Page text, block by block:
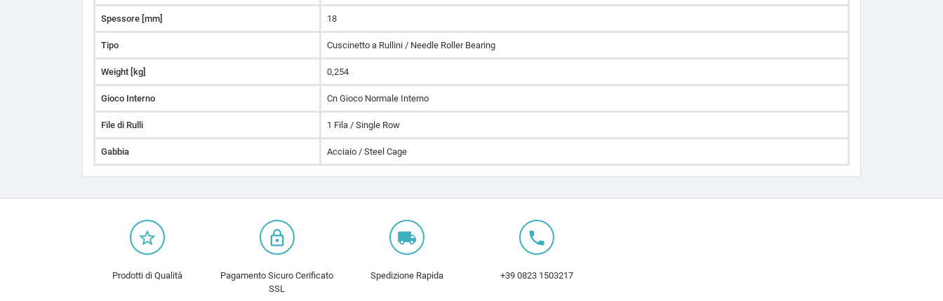
Spessore [mm] 18
Tipo Cuscinetto a Rullini / Needle Roller Bearing
Weight [kg] 0,254
Gioco Interno Cn Gioco Normale Interno
File di Rulli 1 Fila / Single Row
Gabbia Acciaio / Steel Cage
star_border
Prodotti di Qualità
lock_outline
Pagamento Sicuro Cerificato
SSL
local_shipping
Spedizione Rapida
local_phone
+39 0823 1503217